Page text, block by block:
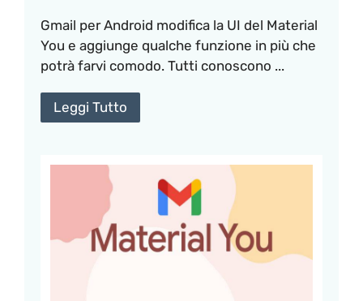
Gmail per Android modifica la UI del Material
You e aggiunge qualche funzione in più che
potrà farvi comodo. Tutti conoscono ...
Leggi Tutto